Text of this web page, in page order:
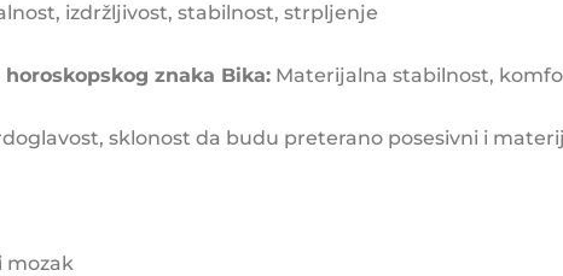
izdržljivost, stabilnost, strpljenje
znaka Bika: Materijalna stabilnost,
sklonost da budu preterano posesivni i
mozak